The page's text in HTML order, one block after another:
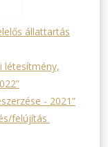
állattartás
létesítmény,
- 2021”
felújítás